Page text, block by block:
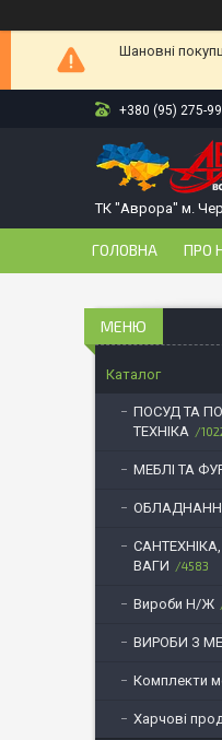
Шановні
+380 (95) 275-
ТК "Аврора" м.
ГОЛОВНА ПРО
Каталог
ПОСУД ТА
ТЕХНІКА
МЕБЛІ ТА
ВАГИ
4583
Вироби Н/Ж
ВИРОБИ З
Комплекти
Харчові